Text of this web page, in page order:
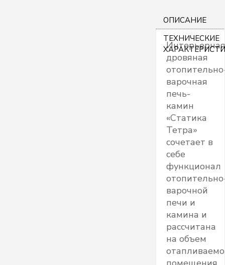
ОПИСАНИЕ
ТЕХНИЧЕСКИЕ
Интерьерная
дровяная
варочная
печь-
камин
«Статика
Тетра»
сочетает в
себе
функционал
варочной
печи и
камина и
рассчитана
на объем